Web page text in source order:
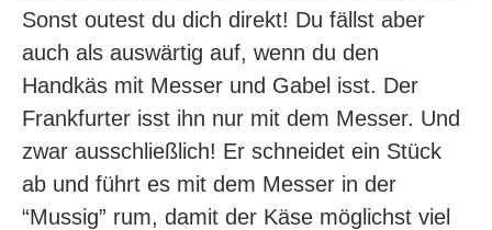
Sonst outest du dich direkt! Du fällst aber
auch als auswärtig auf, wenn du den
Handkäs mit Messer und Gabel isst. Der
Frankfurter isst ihn nur mit dem Messer. Und
zwar ausschließlich! Er schneidet ein Stück
ab und führt es mit dem Messer in der
“Mussig” rum, damit der Käse möglichst viel